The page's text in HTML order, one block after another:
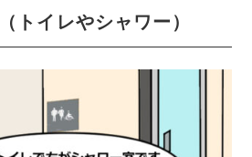
トイレやシャワー）